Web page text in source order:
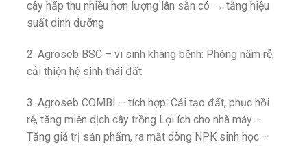
cây hấp thu nhiều hơn lượng lân sẵn có → tăng hiệu
suất dinh dưỡng
2. Agroseb BSC – vi sinh kháng bệnh: Phòng nấm rễ,
cải thiện hệ sinh thái đất
3. Agroseb COMBI – tích hợp: Cải tạo đất, phục hồi
rễ, tăng miễn dịch cây trồng Lợi ích cho nhà máy –
Tăng giá trị sản phẩm, ra mắt dòng NPK sinh học –